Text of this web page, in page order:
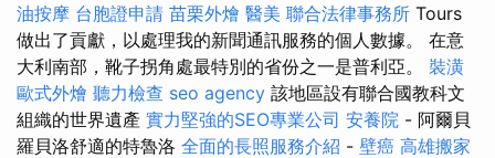
油按摩 台胞證申請 苗栗外燴 醫美 聯合法律事務所 Tours
做出了貢獻，以處理我的新聞通訊服務的個人數據。 在意
大利南部，靴子拐角處最特別的省份之一是普利亞。 裝潢
歐式外燴 聽力檢查 seo agency 該地區設有聯合國教科文
組織的世界遺產 實力堅強的SEO專業公司 安養院 - 阿爾貝
羅貝洛舒適的特魯洛 全面的長照服務介紹 - 壁癌 高雄搬家